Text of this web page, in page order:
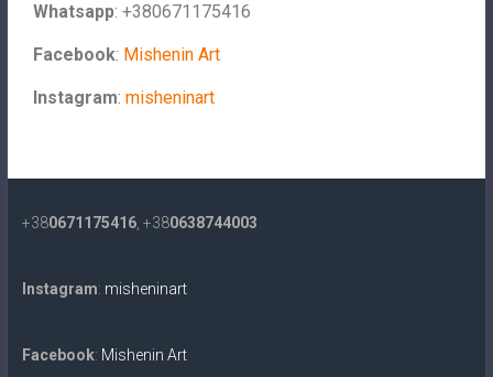
Whatsapp: +380671175416
Facebook: Mishenin Art
Instagram: misheninart
+380671175416, +380638744003
Instagram: misheninart
Facebook: Mishenin Art